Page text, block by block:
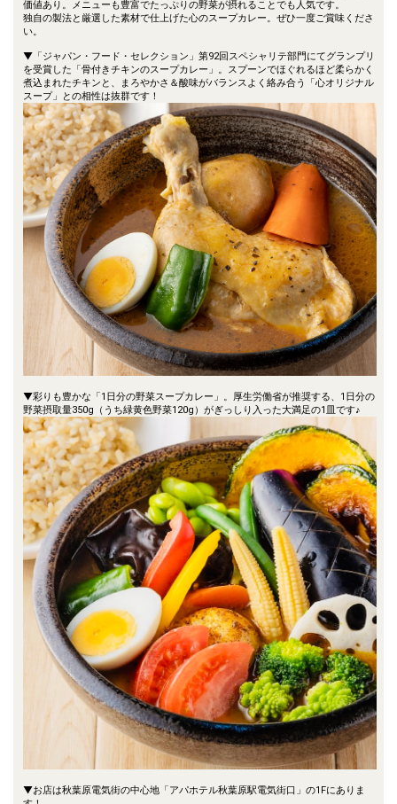
価値あり。メニューも豊富でたっぷりの野菜が摂れることでも人気です。
独自の製法と厳選した素材で仕上げた心のスープカレー。ぜひ一度ご賞味くださ
い。
▼「ジャパン・フード・セレクション」第92回スペシャリテ部門にてグランプリ
を受賞した「骨付きチキンのスープカレー」。スプーンでほぐれるほど柔らかく
煮込まれたチキンと、まろやかさ＆酸味がバランスよく絡み合う「心オリジナル
スープ」との相性は抜群です！
▼彩りも豊かな「1日分の野菜スープカレー」。厚生労働省が推奨する、1日分の
野菜摂取量350g（うち緑黄色野菜120g）がぎっしり入った大満足の1皿です♪
▼お店は秋葉原電気街の中心地「アパホテル秋葉原駅電気街口」の1Fにありま